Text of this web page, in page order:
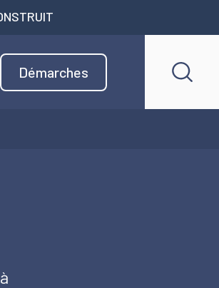
Démarches